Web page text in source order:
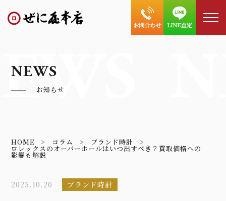
NEWS
お知らせ
HOME コラム ブランド時計
ロレックスのオーバーホールはいつ出すべき？買取価格への
影響も解説
2025.10.20 ブランド時計